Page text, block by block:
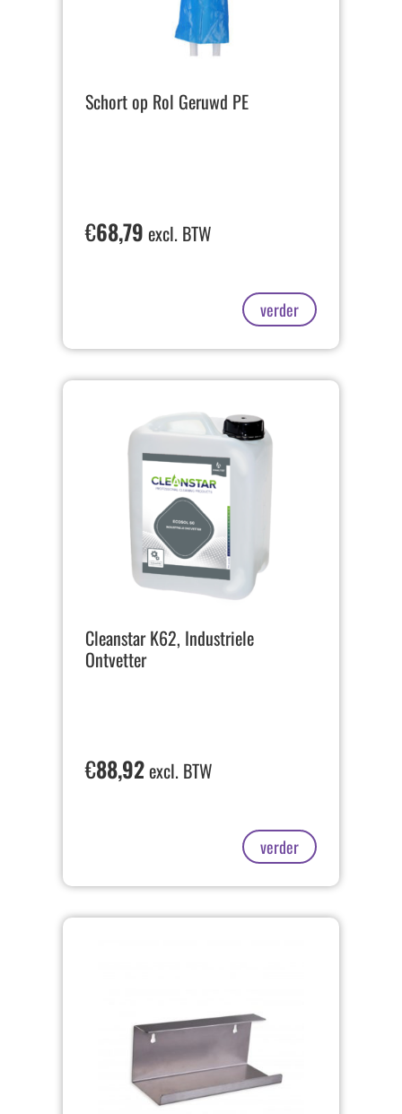
Schort op Rol Geruwd PE
€68,79 excl. BTW
verder
Cleanstar K62, Industriele
Ontvetter
€88,92excl. BTW
verder